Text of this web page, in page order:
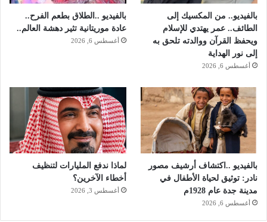
بالفيديو.. من المكسيك إلى
الطائف.. عمر يهتدي للإسلام
ويحفظ القرآن ووالدته تلحق به
إلى نور الهداية
أغسطس 6, 2026
بالفيديو ..الطلاق بطعم الفرح..
عادة موريتانية تثير دهشة العالم..
أغسطس 6, 2026
بالفيديو ..اكتشاف أرشيف مصور
نادر: توثيق لحياة الأطفال في
مدينة جدة عام 1928م
أغسطس 6, 2026
لماذا ندفع المليارات لتنظيف
أخطاء الآخرين؟
أغسطس 3, 2026